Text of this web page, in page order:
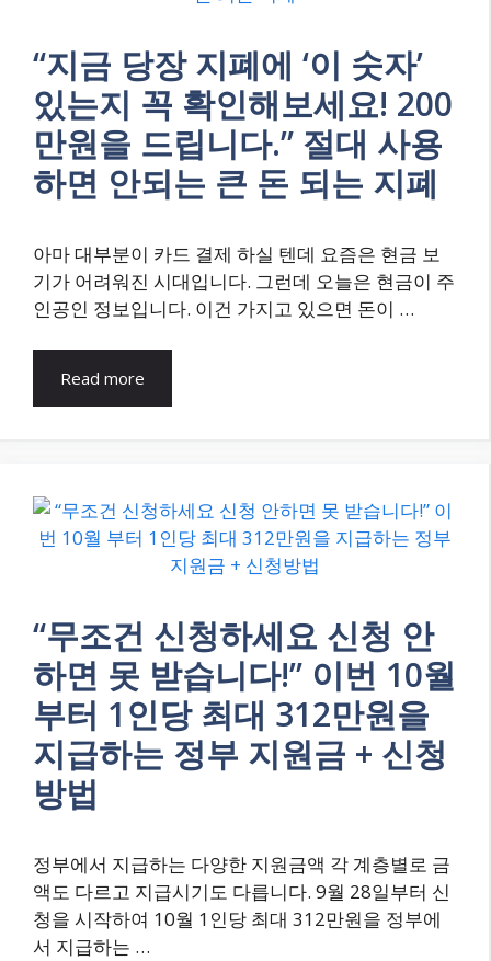
“지금 당장 지폐에 ‘이 숫자’
있는지 꼭 확인해보세요! 200
만원을 드립니다.” 절대 사용
하면 안되는 큰 돈 되는 지폐
아마 대부분이 카드 결제 하실 텐데 요즘은 현금 보
기가 어려워진 시대입니다. 그런데 오늘은 현금이 주
인공인 정보입니다. 이건 가지고 있으면 돈이 …
Read more
“무조건 신청하세요 신청 안
하면 못 받습니다!” 이번 10월
부터 1인당 최대 312만원을
지급하는 정부 지원금 + 신청
방법
정부에서 지급하는 다양한 지원금액 각 계층별로 금
액도 다르고 지급시기도 다릅니다. 9월 28일부터 신
청을 시작하여 10월 1인당 최대 312만원을 정부에
서 지급하는 …